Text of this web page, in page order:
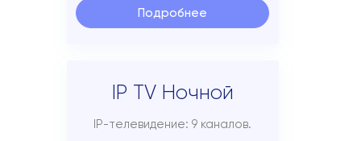
Подробнее
IP TV Ночной
IP-телевидение: 9 каналов.